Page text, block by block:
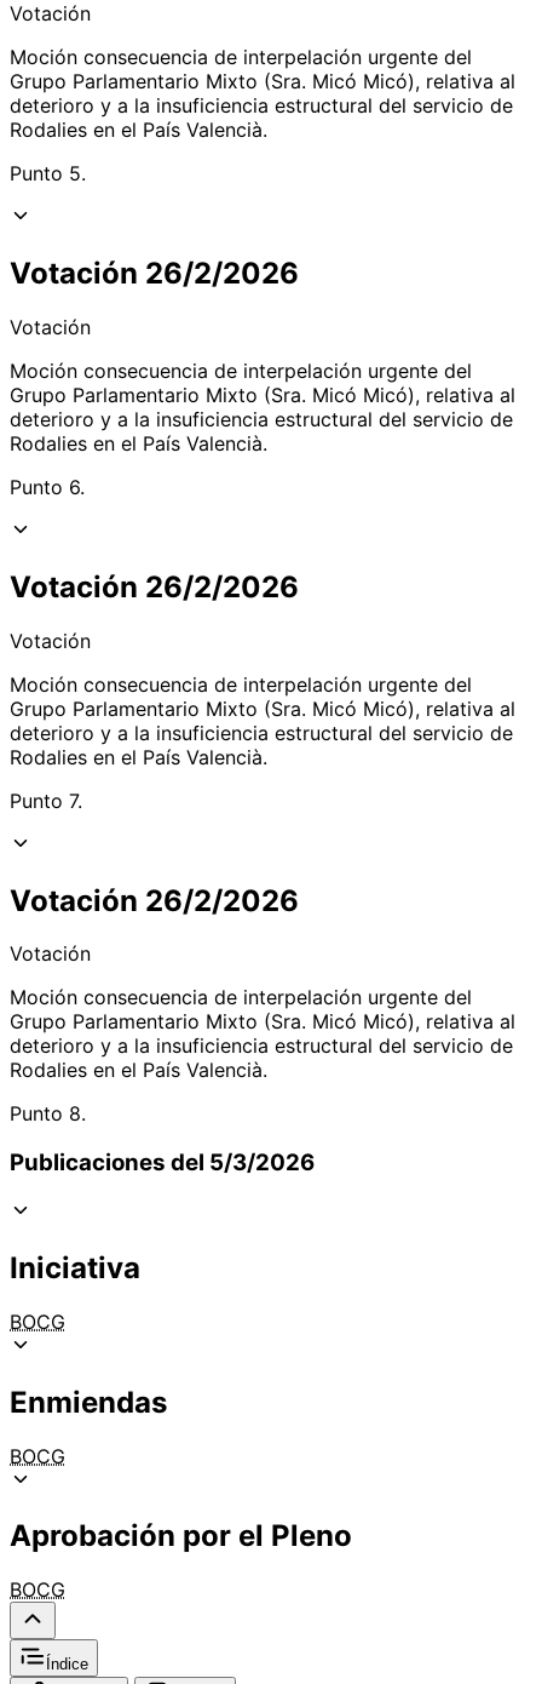
Votación
Moción consecuencia de interpelación urgente del
Grupo Parlamentario Mixto (Sra. Micó Micó), relativa al
deterioro y a la insuficiencia estructural del servicio de
Rodalies en el País Valencià.
Punto 5.
Votación 26/2/2026
Votación
Moción consecuencia de interpelación urgente del
Grupo Parlamentario Mixto (Sra. Micó Micó), relativa al
deterioro y a la insuficiencia estructural del servicio de
Rodalies en el País Valencià.
Punto 6.
Votación 26/2/2026
Votación
Moción consecuencia de interpelación urgente del
Grupo Parlamentario Mixto (Sra. Micó Micó), relativa al
deterioro y a la insuficiencia estructural del servicio de
Rodalies en el País Valencià.
Punto 7.
Votación 26/2/2026
Votación
Moción consecuencia de interpelación urgente del
Grupo Parlamentario Mixto (Sra. Micó Micó), relativa al
deterioro y a la insuficiencia estructural del servicio de
Rodalies en el País Valencià.
Punto 8.
Publicaciones del 5/3/2026
Iniciativa
BOCG
Enmiendas
BOCG
Aprobación por el Pleno
BOCG
Índice